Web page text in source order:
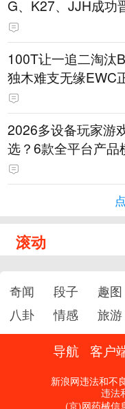
G、K27、JJH成功
100T让一追二淘汰
独木难支无缘EWC
2026多设备玩家游
选？6款全平台产品
滚动
奇闻 段子 趣图
八卦
情感 旅游
导航 客户
新浪网违法和不
违法
(京)网药械信